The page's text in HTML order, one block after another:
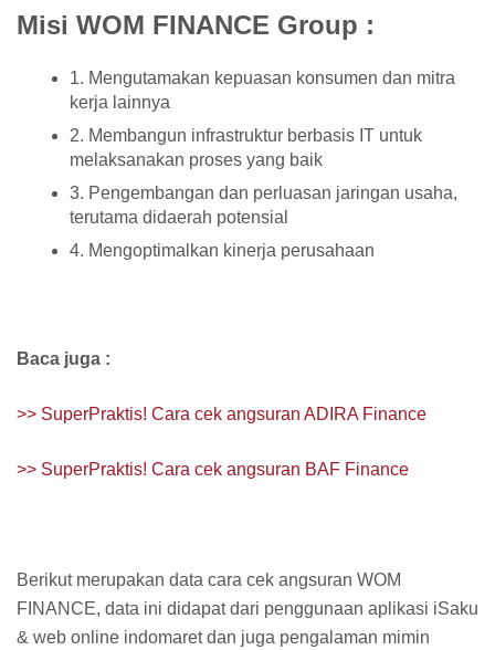
Misi WOM FINANCE Group :
1. Mengutamakan kepuasan konsumen dan mitra
kerja lainnya
2. Membangun infrastruktur berbasis IT untuk
melaksanakan proses yang baik
3. Pengembangan dan perluasan jaringan usaha,
terutama didaerah potensial
4. Mengoptimalkan kinerja perusahaan
Baca juga :
>> SuperPraktis! Cara cek angsuran ADIRA Finance
>> SuperPraktis! Cara cek angsuran BAF Finance
Berikut merupakan data cara cek angsuran WOM
FINANCE, data ini didapat dari penggunaan aplikasi iSaku
& web online indomaret dan juga pengalaman mimin